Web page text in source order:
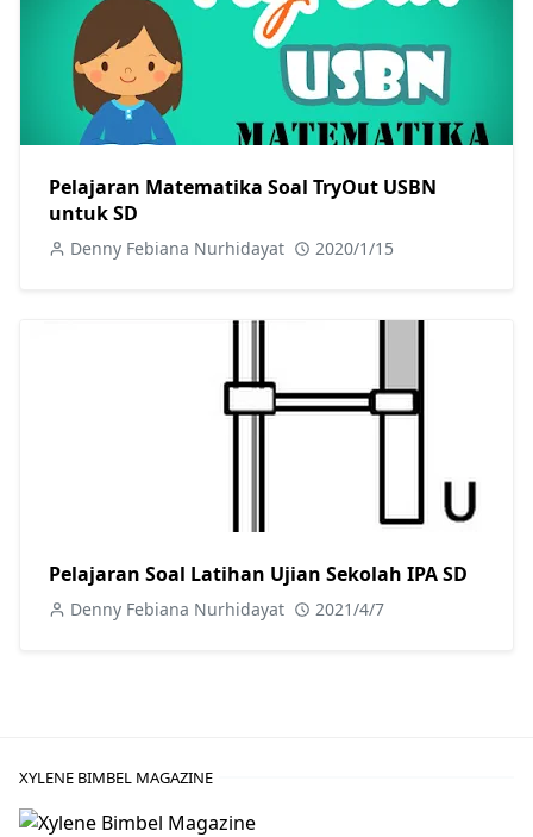
Pelajaran Matematika Soal TryOut USBN
untuk SD
Denny Febiana Nurhidayat 2020/1/15
Pelajaran Soal Latihan Ujian Sekolah IPA SD
Denny Febiana Nurhidayat 2021/4/7
XYLENE BIMBEL MAGAZINE